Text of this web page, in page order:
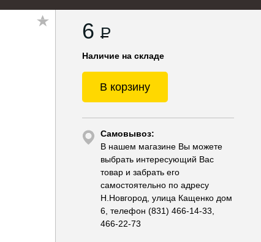
6 P
Наличие на складе
В корзину
Самовывоз:
В нашем магазине Вы можете
выбрать интересующий Вас
товар и забрать его
самостоятельно по адресу
Н.Новгород, улица Кащенко дом
6, телефон (831) 466-14-33,
466-22-73